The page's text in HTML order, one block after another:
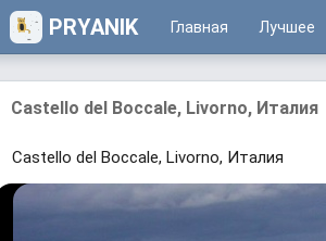
PRYANIK Главная Лучшее
Castello del Boccale, Livorno, Италия
Castello del Boccale, Livorno, Италия